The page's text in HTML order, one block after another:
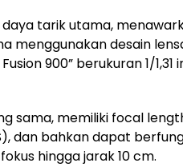
daya tarik utama,
menggunakan desain
900” berukuran 1/1,31
sama, memiliki focal
dan bahkan dapat
hingga jarak 10 cm.